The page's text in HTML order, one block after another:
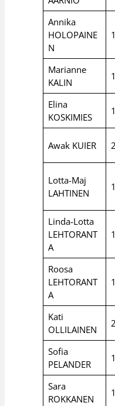
Annika
HOLOPAINE
N
Marianne
KALIN
Elina
KOSKIMIES
Awak KUIER
Lotta-Maj
LAHTINEN
Linda-Lotta
LEHTORANT
A
Roosa
LEHTORANT
A
Kati
OLLILAINEN
Sofia
PELANDER
Sara
ROKKANEN